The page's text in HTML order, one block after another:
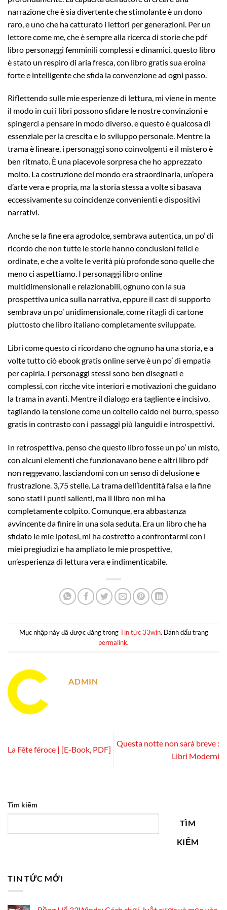
narrazione che è sia divertente che stimolante è un dono
raro, e uno che ha catturato i lettori per generazioni. Per un
lettore come me, che è sempre alla ricerca di storie che pdf
libro personaggi femminili complessi e dinamici, questo libro
è stato un respiro di aria fresca, con libro gratis sua eroina
forte e intelligente che sfida la convenzione ad ogni passo.
Riflettendo sulle mie esperienze di lettura, mi viene in mente
il modo in cui i libri possono sfidare le nostre convinzioni e
spingerci a pensare in modo diverso, e questo è qualcosa di
essenziale per la crescita e lo sviluppo personale. Mentre la
trama è lineare, i personaggi sono coinvolgenti e il mistero è
ben ritmato. È una piacevole sorpresa che ho apprezzato
molto. La costruzione del mondo era straordinaria, un’opera
d’arte vera e propria, ma la storia stessa a volte si basava
eccessivamente su coincidenze convenienti e dispositivi
narrativi.
Anche se la fine era agrodolce, sembrava autentica, un po’ di
ricordo che non tutte le storie hanno conclusioni felici e
ordinate, e che a volte le verità più profonde sono quelle che
meno ci aspettiamo. I personaggi libro online
multidimensionali e relazionabili, ognuno con la sua
prospettiva unica sulla narrativa, eppure il cast di supporto
sembrava un po’ unidimensionale, come ritagli di cartone
piuttosto che libro italiano completamente sviluppate.
Libri come questo ci ricordano che ognuno ha una storia, e a
volte tutto ciò ebook gratis online serve è un po’ di empatia
per capirla. I personaggi stessi sono ben disegnati e
complessi, con ricche vite interiori e motivazioni che guidano
la trama in avanti. Mentre il dialogo era tagliente e incisivo,
tagliando la tensione come un coltello caldo nel burro, spesso
gratis in contrasto con i passaggi più languidi e introspettivi.
In retrospettiva, penso che questo libro fosse un po’ un misto,
con alcuni elementi che funzionavano bene e altri libro pdf
non reggevano, lasciandomi con un senso di delusione e
frustrazione. 3,75 stelle. La trama dell’identità falsa e la fine
sono stati i punti salienti, ma il libro non mi ha
completamente colpito. Comunque, era abbastanza
avvincente da finire in una sola seduta. Era un libro che ha
sfidato le mie ipotesi, mi ha costretto a confrontarmi con i
miei pregiudizi e ha ampliato le mie prospettive,
un’esperienza di lettura vera e indimenticabile.
Mục nhập này đã được đăng trongTin tức 33win. Đánh dấu trang
permalink.
ADMIN
La Fête féroce | [E-Book, PDF]
Questa notte non sarà breve :
Libri Moderni
Tìm kiếm
TÌM
KIẾM
TIN TỨC MỚI